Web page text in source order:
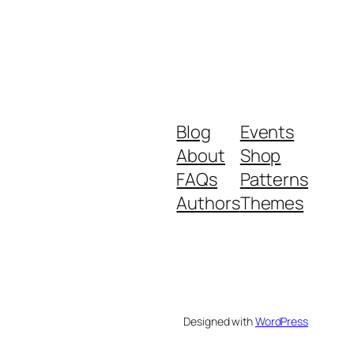
Blog
About
FAQs
Authors
Events
Shop
Patterns
Themes
Designed withWordPress